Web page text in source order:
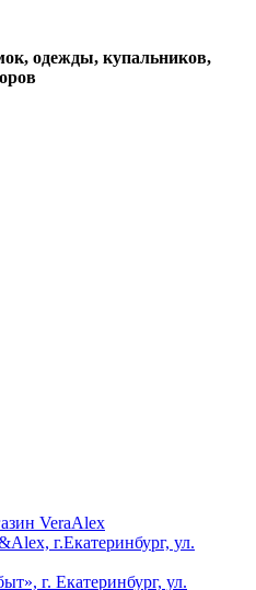
одежды, купальников,
VeraAlex
г.Екатеринбург, ул.
г. Екатеринбург, ул.